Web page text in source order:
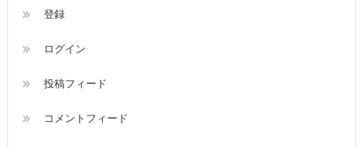
登録
ログイン
投稿フィード
コメントフィード